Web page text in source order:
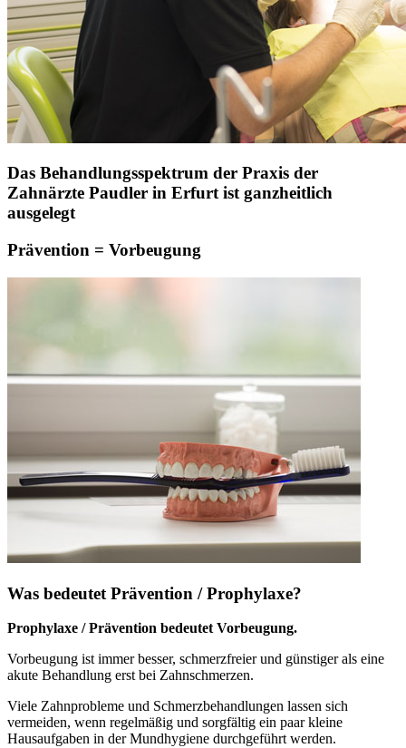
Das Behandlungsspektrum der Praxis der
Zahnärzte Paudler in Erfurt ist ganzheitlich
ausgelegt
Prävention = Vorbeugung
Was bedeutet Prävention / Prophylaxe?
Prophylaxe / Prävention bedeutet Vorbeugung.
Vorbeugung ist immer besser, schmerzfreier und günstiger als eine
akute Behandlung erst bei Zahnschmerzen.
Viele Zahnprobleme und Schmerzbehandlungen lassen sich
vermeiden, wenn regelmäßig und sorgfältig ein paar kleine
Hausaufgaben in der Mundhygiene durchgeführt werden.